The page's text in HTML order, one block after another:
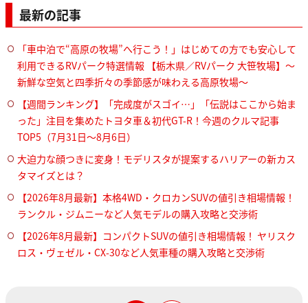
最新の記事
「車中泊で“高原の牧場”へ行こう！」はじめての方でも安心して
利用できるRVパーク特選情報 【栃木県／RVパーク 大笹牧場】～
新鮮な空気と四季折々の季節感が味わえる高原牧場～
【週間ランキング】「完成度がスゴイ…」「伝説はここから始ま
った」注目を集めたトヨタ車＆初代GT-R！今週のクルマ記事
TOP5（7月31日〜8月6日）
大迫力な顔つきに変身！モデリスタが提案するハリアーの新カス
タマイズとは？
【2026年8月最新】本格4WD・クロカンSUVの値引き相場情報！
ランクル・ジムニーなど人気モデルの購入攻略と交渉術
【2026年8月最新】コンパクトSUVの値引き相場情報！ ヤリスク
ロス・ヴェゼル・CX-30など人気車種の購入攻略と交渉術